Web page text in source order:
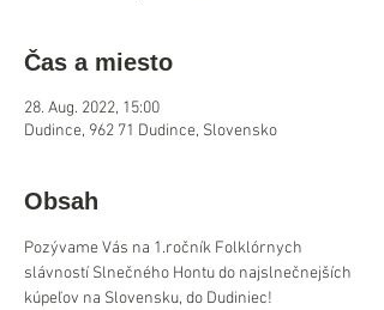
Čas a miesto
28. Aug. 2022, 15:00
Dudince, 962 71 Dudince, Slovensko
Obsah
Pozývame Vás na 1.ročník Folklórnych
slávností Slnečného Hontu do najslnečnejších
kúpeľov na Slovensku, do Dudiniec!